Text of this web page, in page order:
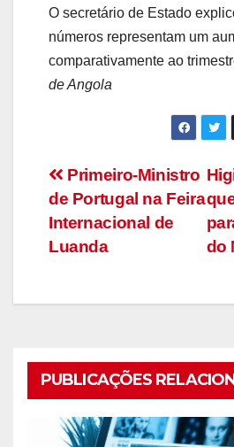
O secretário de Estado
números representam um
comparativamente ao
de Angola
Navegação
de
artigos
do
Primeiro-Ministro
de Portugal na Feira
Internacional de
Luanda
PUBLICAÇÕES